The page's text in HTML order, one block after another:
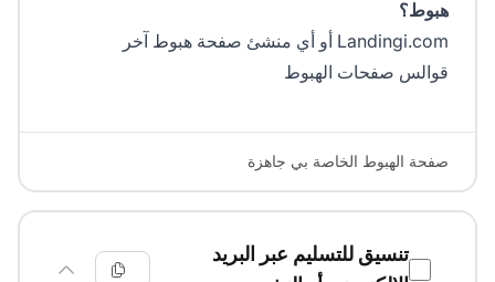
هبوط؟
Landingi.com أو أي منشئ صفحة هبوط آخر
قوالس صفحات الهبوط
صفحة الهبوط الخاصة بي جاهزة
تنسيق للتسليم عبر البريد